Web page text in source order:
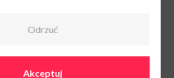
Odrzuć
Akceptuj